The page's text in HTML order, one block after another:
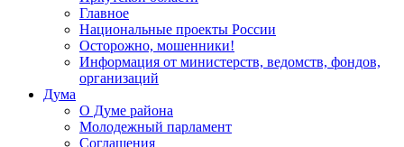
Главное
Национальные проекты России
Осторожно, мошенники!
Информация от министерств, ведомств, фондов,
организаций
Дума
О Думе района
Молодежный парламент
Соглашения